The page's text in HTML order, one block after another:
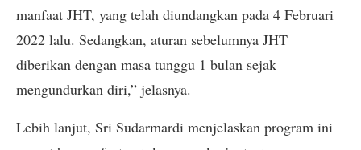
manfaat JHT, yang telah diundangkan pada 4 Februari
2022 lalu. Sedangkan, aturan sebelumnya JHT
diberikan dengan masa tunggu 1 bulan sejak
mengundurkan diri,” jelasnya.
Lebih lanjut, Sri Sudarmardi menjelaskan program ini